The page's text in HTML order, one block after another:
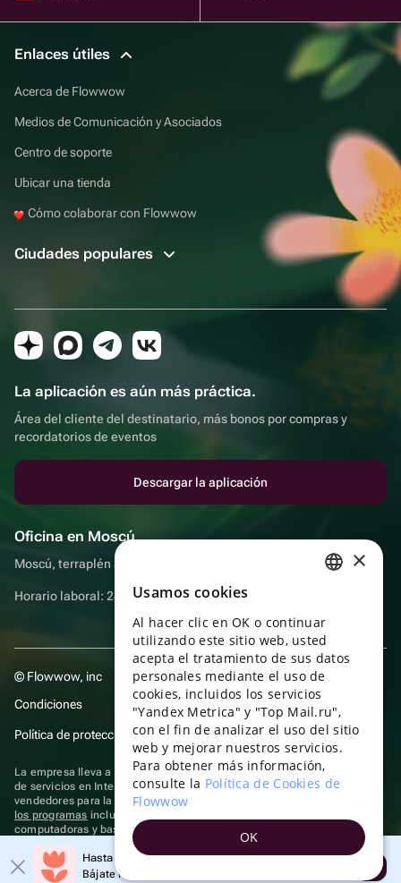
Enlaces útiles
Acerca de Flowwow
Medios de Comunicación y Asociados
Centro de soporte
Ubicar una tienda
Cómo colaborar con Flowwow
Ciudades populares
La aplicación es aún más práctica.
Área del cliente del destinatario, más bonos por compras y
recordatorios de eventos
Descargar la aplicación
Oficina en Moscú
Moscú, terraplén Sadovnicheskaya, 9, sala 2/3
Horario laboral: 24 horas
© Flowwow, inc
Condiciones
Política de protección y privacidad de datos
La empresa lleva a cabo su actividad en el ámbito de las TI: prestación
de servicios en Internet para la publicación de ofertas (anuncios) de
vendedores para la venta de artículos. Acceder a la
los programas incluidos en el registro de programas rusos para
computadoras y bases de datos.
Se aplican
tecnologías de recomendación
Hasta un 10% de descuento en el primer pedido
Bájate la aplicación y obtén tu código
Abrir
ENGLISH
UKRAINIAN
PORTUGUESE
SPANISH
HUNGARIAN
ITALIAN
×
Usamos cookies
Al hacer clic en OK o continuar
utilizando este sitio web, usted
acepta el tratamiento de sus datos
personales mediante el uso de
cookies, incluidos los servicios
"Yandex Metrica" y "Top Mail.ru",
con el fin de analizar el uso del sitio
web y mejorar nuestros servicios.
Para obtener más información,
consulte la Política de Cookies de
Flowwow
OK